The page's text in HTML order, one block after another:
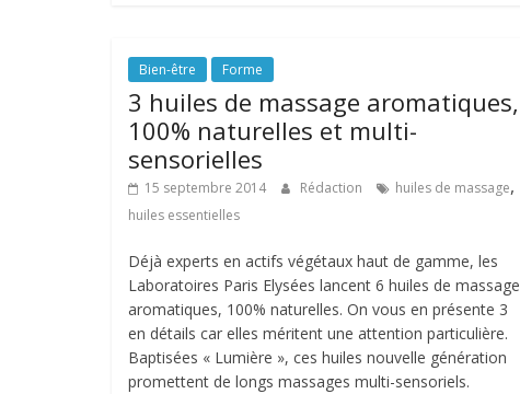
Bien-être Forme
3 huiles de massage aromatiques,
100% naturelles et multi-
sensorielles
15 septembre 2014 Rédaction huiles de massage,
huiles essentielles
Déjà experts en actifs végétaux haut de gamme, les
Laboratoires Paris Elysées lancent 6 huiles de massage
aromatiques, 100% naturelles. On vous en présente 3
en détails car elles méritent une attention particulière.
Baptisées « Lumière », ces huiles nouvelle génération
promettent de longs massages multi-sensoriels.